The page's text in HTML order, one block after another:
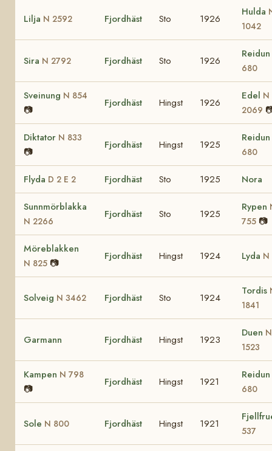
Lilja N 2592 Fjordhäst Sto 1926
Hulda
1042
Sira N 2792 Fjordhäst Sto 1926
Reidun
680
Sveinung N 854
📷
Fjordhäst Hingst 1926
Edel N
2069
Diktator N 833
📷
Fjordhäst Hingst 1925
Reidun
680
Flyda D 2 E 2 Fjordhäst Sto 1925 Nora
Sunnmörblakka
N 2266
Fjordhäst Sto 1925
Rypen
755 📷
Möreblakken
N 825 📷
Fjordhäst Hingst 1924 Lyda N
Solveig N 3462 Fjordhäst Sto 1924
Tordis
1841
Garmann Fjordhäst Hingst 1923
Duen N
1523
Kampen N 798
📷
Fjordhäst Hingst 1921
Reidun
680
Sole N 800 Fjordhäst Hingst 1921
537